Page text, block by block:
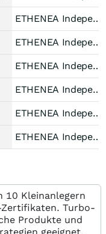
ETHENEA IndependInve
ETHENEA IndependInve
ETHENEA IndependInve
ETHENEA IndependInve
ETHENEA IndependInve
ETHENEA IndependInve
10 Kleinanlegern
Turbo-
Produkte und